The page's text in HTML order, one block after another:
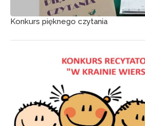
Konkurs pięknego czytania